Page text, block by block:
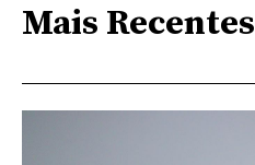
Mais Recentes